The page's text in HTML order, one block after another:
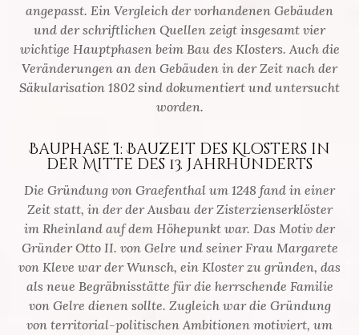
angepasst. Ein Vergleich der vorhandenen Gebäuden
und der schriftlichen Quellen zeigt insgesamt vier
wichtige Hauptphasen beim Bau des Klosters. Auch die
Veränderungen an den Gebäuden in der Zeit nach der
Säkularisation 1802 sind dokumentiert und untersucht
worden.
Bauphase I: Bauzeit des Klosters in
der Mitte des 13. Jahrhunderts
Die Gründung von Graefenthal um 1248 fand in einer
Zeit statt, in der der Ausbau der Zisterzienserklöster
im Rheinland auf dem Höhepunkt war. Das Motiv der
Gründer Otto II. von Gelre und seiner Frau Margarete
von Kleve war der Wunsch, ein Kloster zu gründen, das
als neue Begräbnisstätte für die herrschende Familie
von Gelre dienen sollte. Zugleich war die Gründung
von territorial-politischen Ambitionen motiviert, um